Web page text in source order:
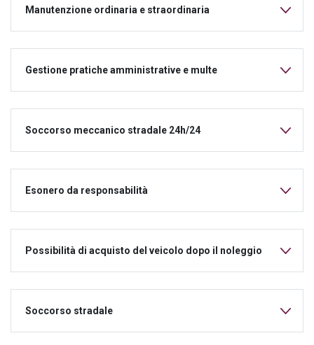
Manutenzione ordinaria e straordinaria
Gestione pratiche amministrative e multe
Soccorso meccanico stradale 24h/24
Esonero da responsabilità
Possibilità di acquisto del veicolo dopo il noleggio
Soccorso stradale